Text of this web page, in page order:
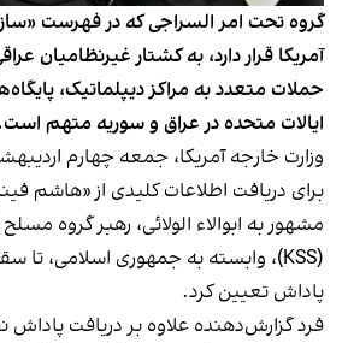
گروه تحت امر السراجی که در فهرست
آمریکا قرار دارد، به کشتار غیرنظامیان
حملات متعدد به مراکز دیپلماتیک،
ایالات متحده در عراق و سوریه متهم
وزارت خارجه آمریکا، جمعه چهارم
برای دریافت اطلاعات کلیدی از «هاشم
مشهور به ابوالاء الولائی، رهبر گروه
پاداش تعیین کرد.
فرد گزارش‌دهنده علاوه بر دریافت